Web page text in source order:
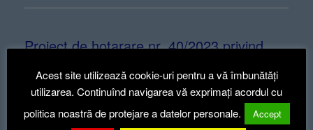
Proiect de hotarare nr. 40/2023 privind
serviciului public de salubrizare
Posted on3 oct. 2023 byPrimaria comunei
Acest site utilizează cookie-uri pentru a vă îmbunătăți
utilizarea. Continuînd navigarea vă exprimați acordul cu
politica noastră de protejare a datelor personale.
Accept